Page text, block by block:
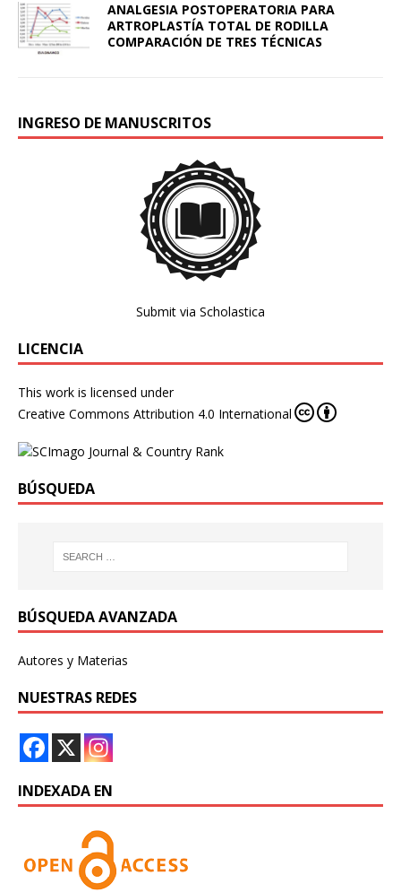
ANALGESIA POSTOPERATORIA PARA
ARTROPLASTÍA TOTAL DE RODILLA
COMPARACIÓN DE TRES TÉCNICAS
INGRESO DE MANUSCRITOS
Submit via Scholastica
LICENCIA
This work is licensed under
Creative Commons Attribution 4.0 International
BÚSQUEDA
BÚSQUEDA AVANZADA
Autores y Materias
NUESTRAS REDES
INDEXADA EN